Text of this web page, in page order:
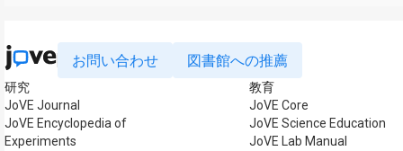
お問い合わせ 図書館への推薦
研究
JoVE Journal
JoVE Encyclopedia of
Experiments
教育
JoVE Core
JoVE Science Education
JoVE Lab Manual